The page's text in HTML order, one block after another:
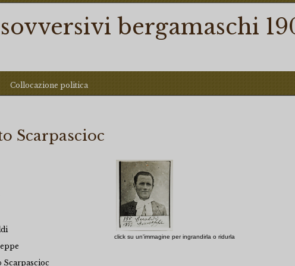
bergamaschi
Collocazione politica
Scarpascioc
click su un'immagine per ingrandirla o ridurla
Scarpascioc